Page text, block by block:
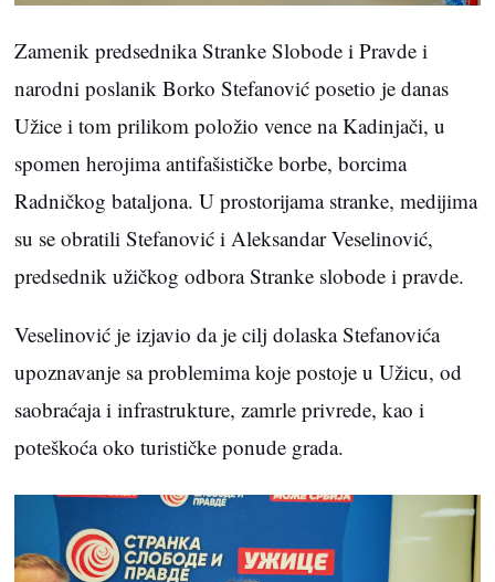
Zamenik predsednika Stranke Slobode i Pravde i
narodni poslanik Borko Stefanović posetio je danas
Užice i tom prilikom položio vence na Kadinjači, u
spomen herojima antifašističke borbe, borcima
Radničkog bataljona. U prostorijama stranke, medijima
su se obratili Stefanović i Aleksandar Veselinović,
predsednik užičkog odbora Stranke slobode i pravde.
Veselinović je izjavio da je cilj dolaska Stefanovića
upoznavanje sa problemima koje postoje u Užicu, od
saobraćaja i infrastrukture, zamrle privrede, kao i
poteškoća oko turističke ponude grada.